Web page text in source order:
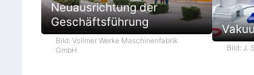
Neuausrichtung der
Geschäftsführung
Bild: Vollmer Werke Maschinenfabrik
GmbH
Bild: J.